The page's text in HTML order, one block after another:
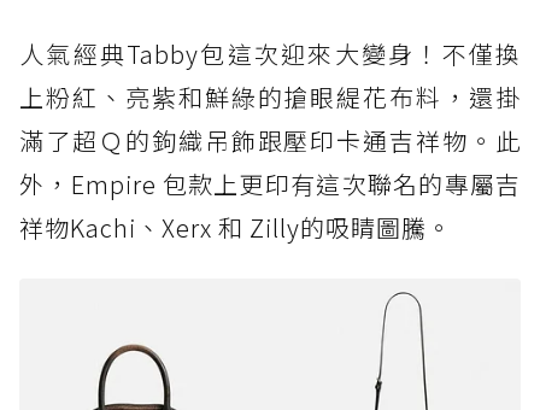
人氣經典Tabby包這次迎來大變身！不僅換
上粉紅、亮紫和鮮綠的搶眼緹花布料，還掛
滿了超Ｑ的鉤織吊飾跟壓印卡通吉祥物。此
外，Empire 包款上更印有這次聯名的專屬吉
祥物Kachi、Xerx 和 Zilly的吸睛圖騰。